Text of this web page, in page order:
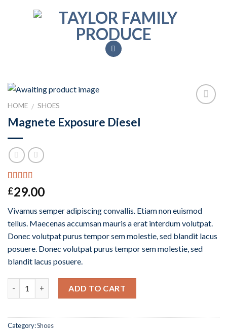
HOME / SHOES
Magnete Exposure Diesel
Rated 5.00
out of 5
1
customer
rating
£29.00
Vivamus semper adipiscing convallis. Etiam non euismod
tellus. Maecenas accumsan mauris a erat interdum volutpat.
Donec volutpat purus tempor sem molestie, sed blandit lacus
posuere. Donec volutpat purus tempor sem molestie, sed
blandit lacus posuere.
ADD TO CART
Category:Shoes